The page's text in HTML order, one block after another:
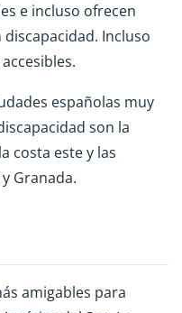
e incluso ofrecen
Incluso
españolas muy
son la
costa este y las
Granada.
amigables para